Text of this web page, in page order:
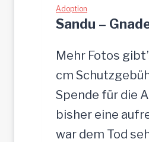
Adoption
Sandu –
Mehr Fotos
cm
Spende für die
bisher eine
war dem Tod